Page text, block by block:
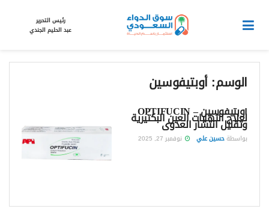
رئيس التحرير
عبد الحليم الجندي
الوسم:أوبتيفوسين
أوبتيفوسين – OPTIFUCIN
لعلاج التهابات العين البكتيرية
وتقليل انتشار العدوى
بواسطةحسين علي نوفمبر 27, 2025